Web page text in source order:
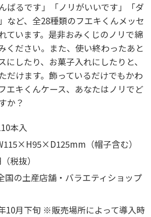
ばるです」「ノリがいいです」「ダ
など、全28種類のフエキくんメッセ
ています。是非おみくじのノリで綿
ください。また、使い終わったあと
にしたり、お菓子入れにしたりと、
だけます。飾っているだけでもかわ
エキくんケース、あなたはノリでど
か？
本入
（帽子含む）
税抜）
国の土産店舗・バラエティショップ
10月下旬 ※販売場所によって導入時